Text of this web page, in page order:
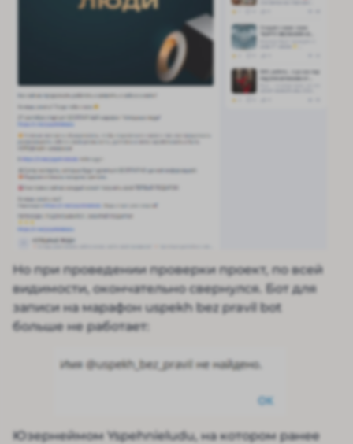
Но при проведении проверки проект, по всей
видимости, окончательно свернулся. Бот для
записи на марафон uspekh bez pravil bot
больше не работает:
Юзернеймом Yspehnieludu, на котором ранее